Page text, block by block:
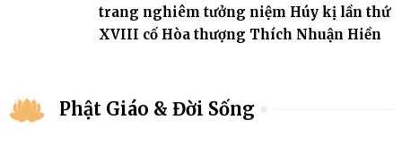
trang nghiêm tưởng niệm Húy kị lần thứ
XVIII cố Hòa thượng Thích Nhuận Hiền
Phật Giáo & Đời Sống